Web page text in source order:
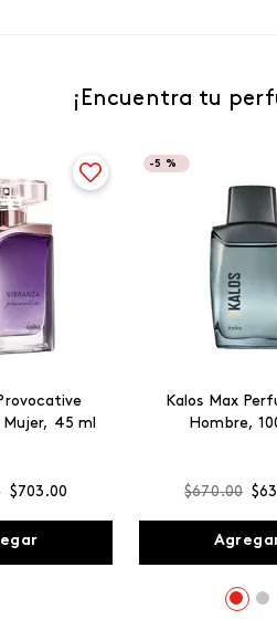
¡Encuentra tu
45 ml
$703 .00
-5 %
Kalos Max
Hombre,
$670.00 $